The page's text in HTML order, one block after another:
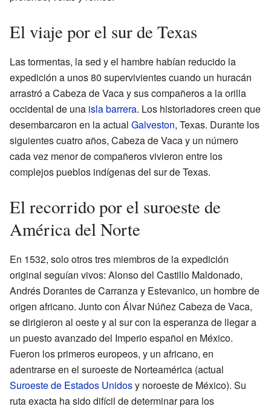
El viaje por el sur de Texas
Las tormentas, la sed y el hambre habían reducido la
expedición a unos 80 supervivientes cuando un huracán
arrastró a Cabeza de Vaca y sus compañeros a la orilla
occidental de una isla barrera. Los historiadores creen que
desembarcaron en la actual Galveston, Texas. Durante los
siguientes cuatro años, Cabeza de Vaca y un número
cada vez menor de compañeros vivieron entre los
complejos pueblos indígenas del sur de Texas.
El recorrido por el suroeste de
América del Norte
En 1532, solo otros tres miembros de la expedición
original seguían vivos: Alonso del Castillo Maldonado,
Andrés Dorantes de Carranza y Estevanico, un hombre de
origen africano. Junto con Álvar Núñez Cabeza de Vaca,
se dirigieron al oeste y al sur con la esperanza de llegar a
un puesto avanzado del Imperio español en México.
Fueron los primeros europeos, y un africano, en
adentrarse en el suroeste de Norteamérica (actual
Suroeste de Estados Unidosy noroeste de México). Su
ruta exacta ha sido difícil de determinar para los